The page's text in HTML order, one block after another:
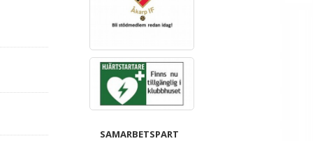
SAMARBETSPART